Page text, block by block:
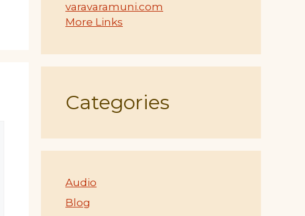
varavaramuni.com
More Links
Categories
Audio
Blog